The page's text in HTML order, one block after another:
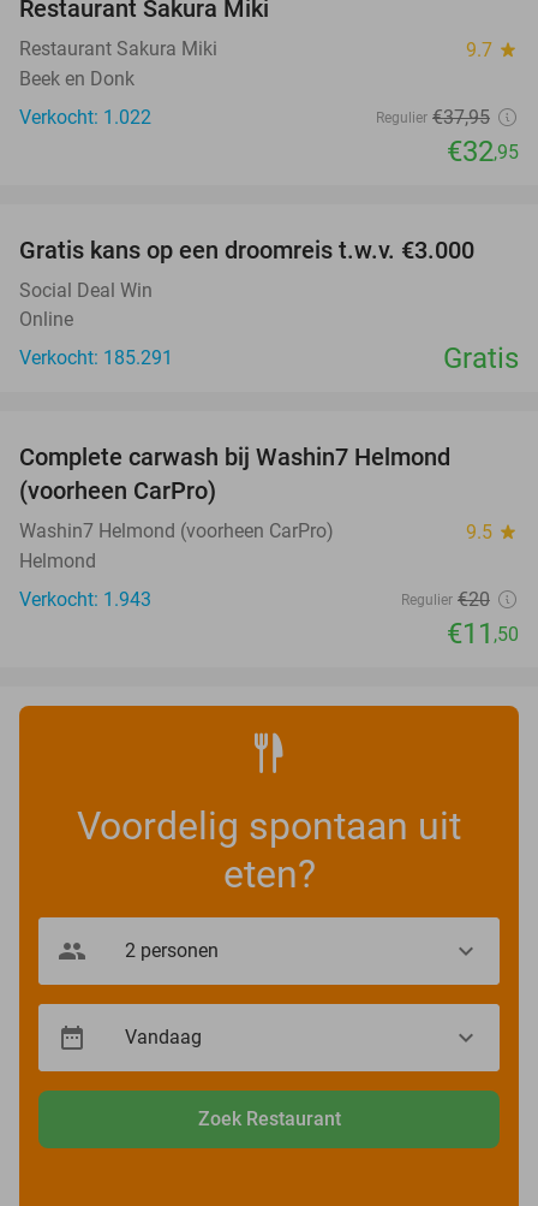
Restaurant Sakura Miki
Restaurant Sakura Miki 9.7 star
Beek en Donk
Verkocht: 1.022
Regulier €37,95
€32,95
Gratis kans op een droomreis t.w.v. €3.000
Social Deal Win
Online
Verkocht: 185.291
Gratis
Complete carwash bij Washin7 Helmond
(voorheen CarPro)
Washin7 Helmond (voorheen CarPro) 9.5 star
Helmond
Verkocht: 1.943
Regulier €20
€11 ,50
Voordelig spontaan uit
eten?
Zoek Restaurant